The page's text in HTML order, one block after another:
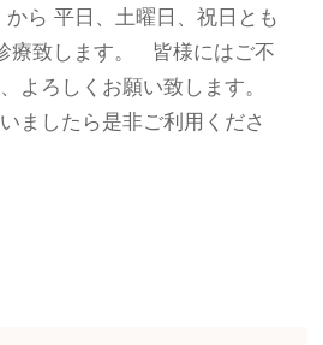
ら 平日、土曜日、祝日とも
療致します。 皆様にはご不
よろしくお願い致します。
ましたら是非ご利用くださ